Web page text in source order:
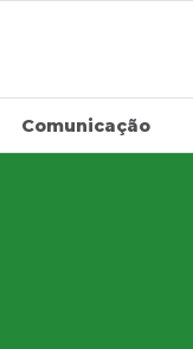
Comunicação